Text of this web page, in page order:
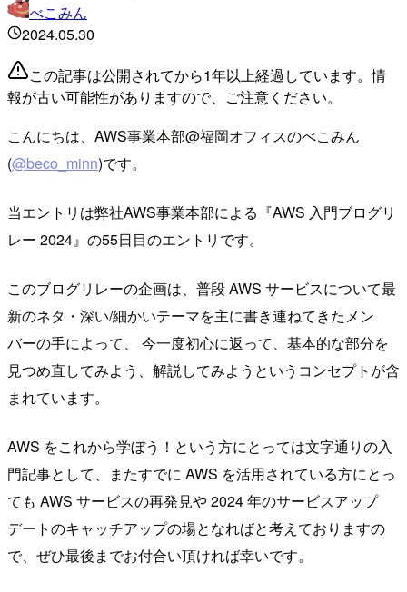
べこみん
2024.05.30
この記事は公開されてから1年以上経過しています。情
報が古い可能性がありますので、ご注意ください。
こんにちは、AWS事業本部@福岡オフィスのべこみん
(@beco_minn)です。
当エントリは弊社AWS事業本部による『AWS 入門ブログリ
レー 2024』の55日目のエントリです。
このブログリレーの企画は、普段 AWS サービスについて最
新のネタ・深い/細かいテーマを主に書き連ねてきたメン
バーの手によって、 今一度初心に返って、基本的な部分を
見つめ直してみよう、解説してみようというコンセプトが含
まれています。
AWS をこれから学ぼう！という方にとっては文字通りの入
門記事として、またすでに AWS を活用されている方にとっ
ても AWS サービスの再発見や 2024 年のサービスアップ
デートのキャッチアップの場となればと考えておりますの
で、ぜひ最後までお付合い頂ければ幸いです。